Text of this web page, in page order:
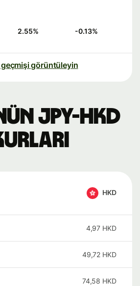
2.55% -0.13%
görüntüleyin
JPY-HKD
HKD
4,97 HKD
49,72 HKD
74,58 HKD